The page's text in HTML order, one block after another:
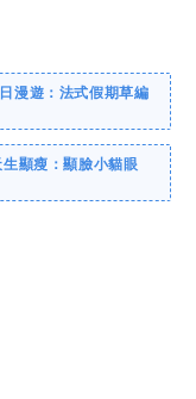
漫遊：法式假期草編
顯瘦：顯臉小貓眼